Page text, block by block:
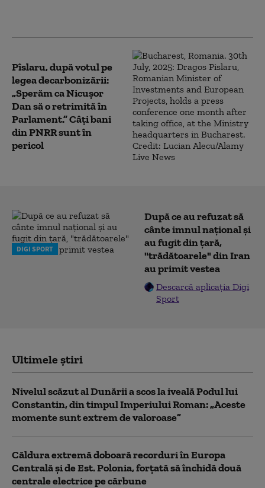
Pîslaru, după votul pe
legea decarbonizării:
„Sperăm ca Nicușor
Dan să o retrimită în
Parlament.” Câți bani
din PNRR sunt în
pericol
DIGI SPORT
După ce au refuzat să
cânte imnul naţional şi
au fugit din ţară,
"trădătoarele" din Iran
au primit vestea
Descarcă aplicația Digi
Sport
Ultimele știri
Nivelul scăzut al Dunării a scos la iveală Podul lui
Constantin, din timpul Imperiului Roman: „Aceste
momente sunt extrem de valoroase”
Căldura extremă doboară recorduri în Europa
Centrală și de Est. Polonia, forțată să închidă două
centrale electrice pe cărbune